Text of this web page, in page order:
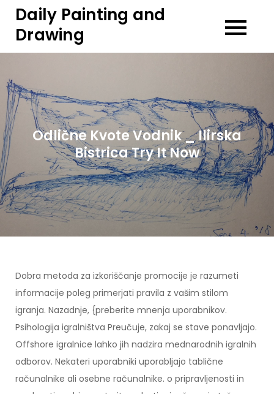
content
Daily Painting and
Drawing
Odlične Kvote Vodnik _ Ilirska
Bistrica Try It Now
Dobra metoda za izkoriščanje promocije je razumeti
informacije poleg primerjati pravila z vašim stilom
igranja. Nazadnje, {preberite mnenja uporabnikov.
Psihologija igralništva Preučuje, zakaj se stave ponavljajo.
Offshore igralnice lahko jih nadzira mednarodnih igralnih
odborov. Nekateri uporabniki uporabljajo tablične
računalnike ali osebne računalnike. o pripravljenosti in